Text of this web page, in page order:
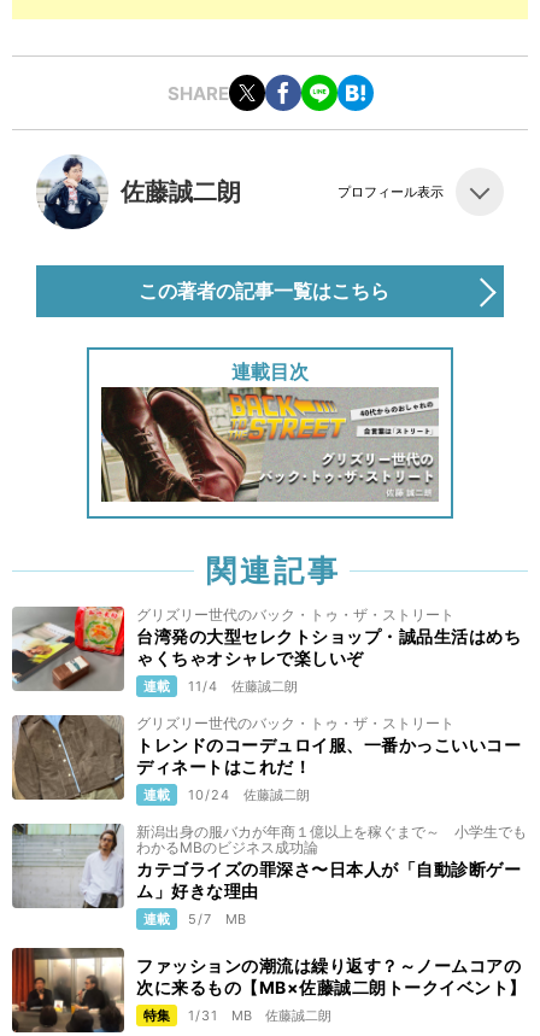
SHARE
佐藤誠二朗 プロフィール表示
この著者の記事一覧はこちら
連載目次
関連記事
グリズリー世代のバック・トゥ・ザ・ストリート
台湾発の大型セレクトショップ・誠品生活はめち
ゃくちゃオシャレで楽しいぞ
連載 11/4 佐藤誠二朗
グリズリー世代のバック・トゥ・ザ・ストリート
トレンドのコーデュロイ服、一番かっこいいコー
ディネートはこれだ！
連載 10/24 佐藤誠二朗
新潟出身の服バカが年商１億以上を稼ぐまで～ 小学生でも
わかるMBのビジネス成功論
カテゴライズの罪深さ〜日本人が「自動診断ゲー
ム」好きな理由
連載 5/7 MB
ファッションの潮流は繰り返す？～ノームコアの
次に来るもの【MB×佐藤誠二朗トークイベント】
特集 1/31 MB 佐藤誠二朗